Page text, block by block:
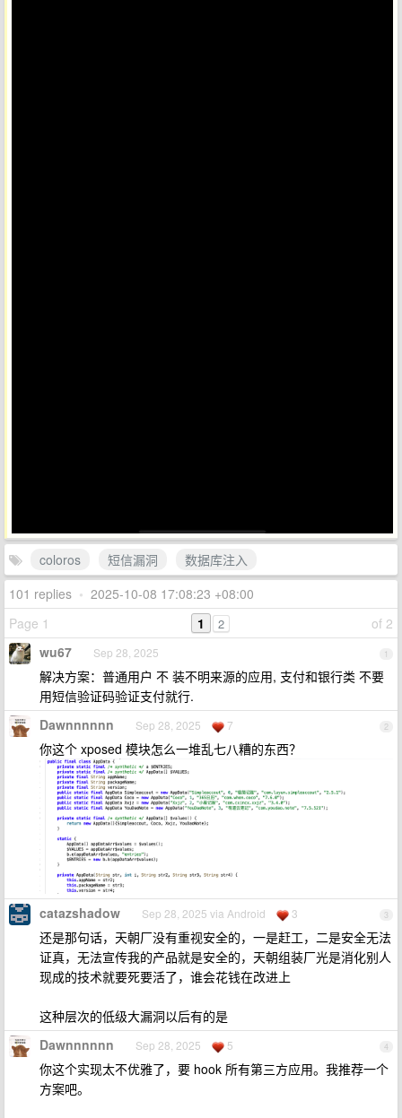
coloros 短信漏洞
数据库注入
101 replies • 2025-10-08 17:08:23 +08:00
Page 1
of 2
1 2
1
wu67 Sep 28, 2025
解决方案：普通用户 不 装不明来源的应用, 支付和银行类 不要
用短信验证码验证支付就行.
2
Dawnnnnnn Sep 28, 2025 7
你这个 xposed 模块怎么一堆乱七八糟的东西？
3
catazshadow Sep 28, 2025 via Android 3
还是那句话，天朝厂没有重视安全的，一是赶工，二是安全无法
证真，无法宣传我的产品就是安全的，天朝组装厂光是消化别人
现成的技术就要死要活了，谁会花钱在改进上
这种层次的低级大漏洞以后有的是
4
Dawnnnnnn Sep 28, 2025 5
你这个实现太不优雅了，要 hook 所有第三方应用。我推荐一个
方案吧。